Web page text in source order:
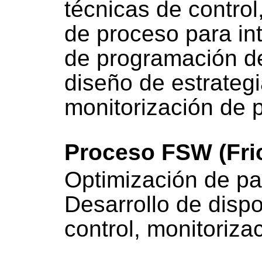
técnicas de
de proceso para
de programación
diseño de
monitorización de
Proceso FSW
Optimización de
Desarrollo de
control,